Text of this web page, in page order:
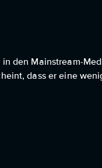
den Mainstream-
dass er eine